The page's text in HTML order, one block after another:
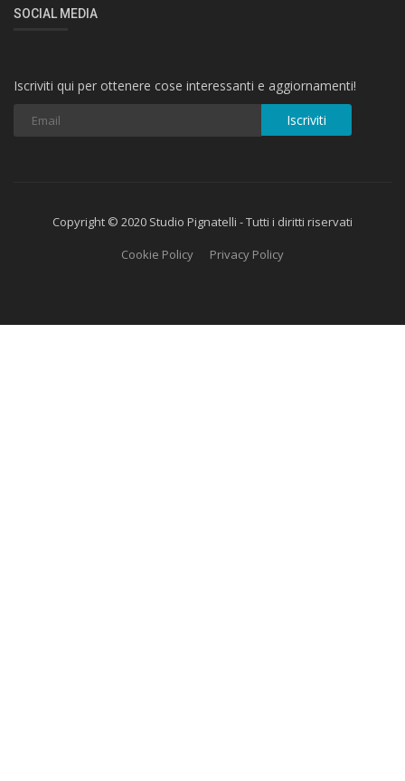
SOCIAL MEDIA
Iscriviti qui per ottenere cose interessanti e aggiornamenti!
Iscriviti
Copyright © 2020 Studio Pignatelli - Tutti i diritti riservati
Cookie Policy
Privacy Policy